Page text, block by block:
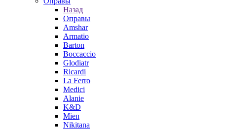
Назад
Оправы
Amshar
Armatio
Barton
Boccaccio
Glodiatr
Ricardi
La Ferro
Medici
Alanie
K&D
Mien
Nikitana